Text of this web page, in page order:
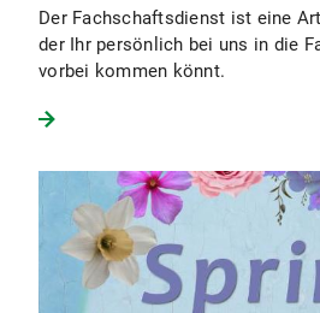
Der Fachschaftsdienst ist eine
der Ihr persönlich bei uns in die
vorbei kommen könnt.